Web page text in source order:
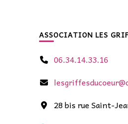
ASSOCIATION LES
06.34.14.33.16
28 bis rue Saint-